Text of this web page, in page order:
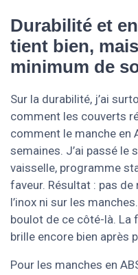
Durabilité et
tient bien,
minimum de
Sur la durabilité, j’ai
comment les couverts
comment le manche en
semaines. J’ai passé le
vaisselle, programme
faveur. Résultat : pas
l’inox ni sur les
boulot de ce côté-là. La
brille encore bien après
Pour les manches en